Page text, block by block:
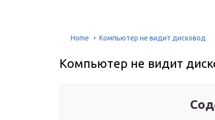
Home Компьютер не видит дисковод
Компьютер не видит